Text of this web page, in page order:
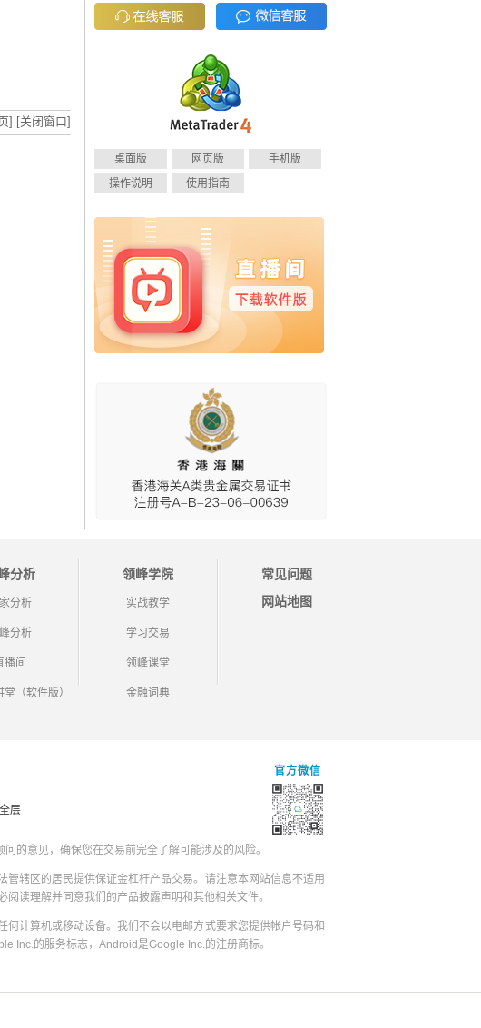
] [关闭窗口]
桌面版 网页版
手机版
操作说明
使用指南
分析
分析
分析
播间
堂（软件版）
领峰学院
实战教学
学习交易
领峰课堂
金融词典
常见问题
网站地图
层
官方微信
的意见，确保您在交易前完全了解可能涉及的风险。
辖区的居民提供保证金杠杆产品交易。请注意本网站信息不适用
读理解并同意我们的产品披露声明和其他相关文件。
计算机或移动设备。我们不会以电邮方式要求您提供帐户号码和
Inc.的服务标志，Android是Google Inc.的注册商标。